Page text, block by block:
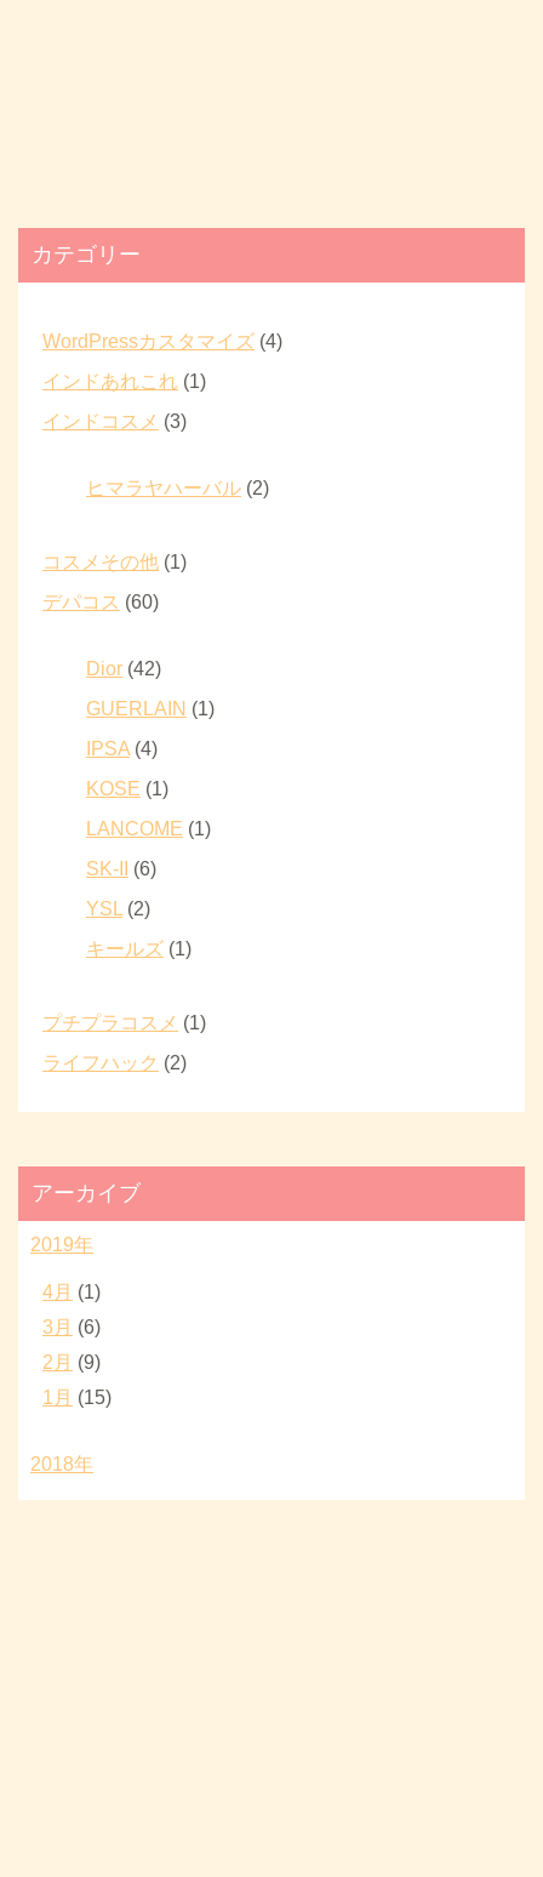
カテゴリー
WordPressカスタマイズ (4)
インドあれこれ (1)
インドコスメ (3)
ヒマラヤハーバル (2)
コスメその他 (1)
デパコス (60)
Dior (42)
GUERLAIN (1)
IPSA (4)
KOSE (1)
LANCOME (1)
SK-II
(6)
YSL (2)
キールズ (1)
プチプラコスメ (1)
ライフハック (2)
アーカイブ
2019年
4月 (1)
3月 (6)
2月 (9)
1月 (15)
2018年